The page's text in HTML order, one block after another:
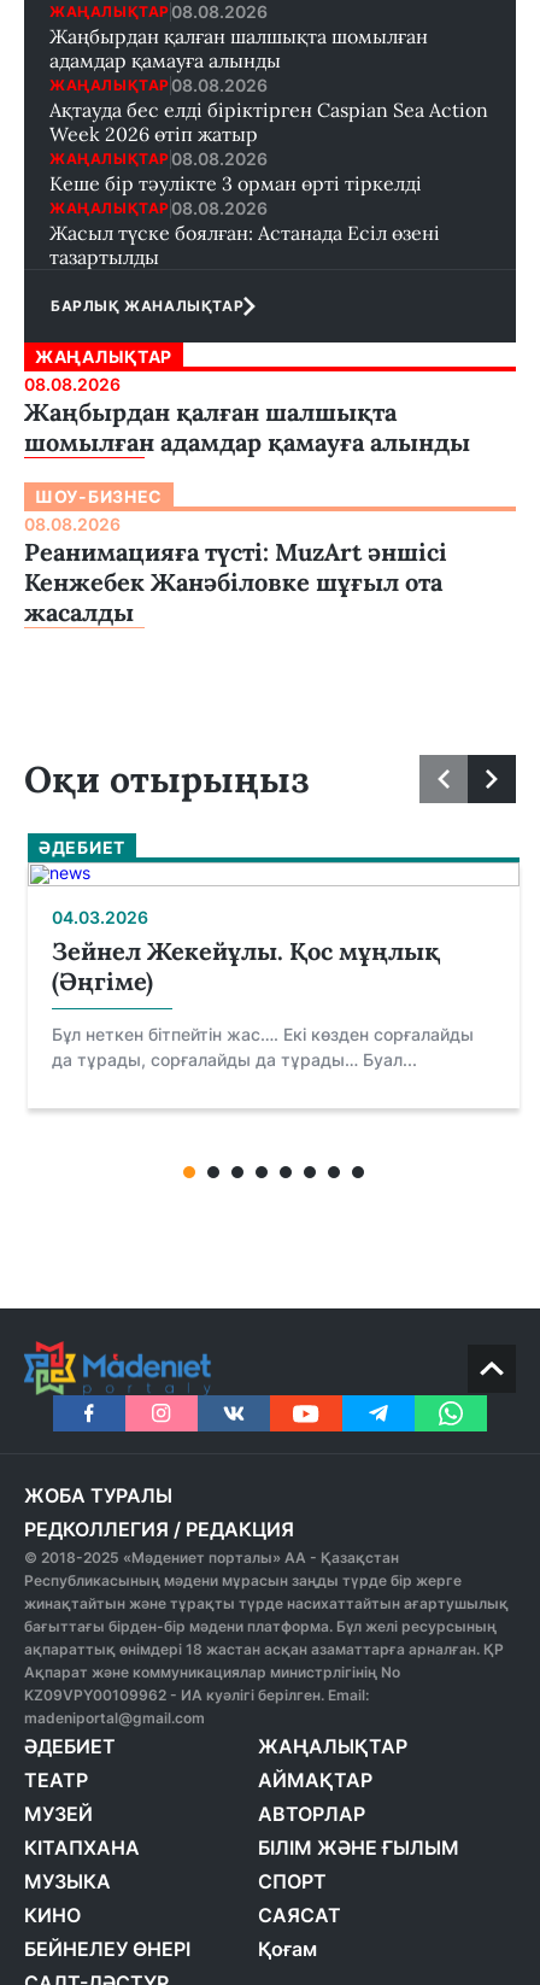
ЖАҢАЛЫҚТАР 08.08.2026
Жаңбырдан қалған шалшықта шомылған
адамдар қамауға алынды
ЖАҢАЛЫҚТАР 08.08.2026
Ақтауда бес елді біріктірген Caspian Sea Action
Week 2026 өтіп жатыр
ЖАҢАЛЫҚТАР 08.08.2026
Кеше бір тәулікте 3 орман өрті тіркелді
ЖАҢАЛЫҚТАР 08.08.2026
Жасыл түске боялған: Астанада Есіл өзені
тазартылды
БАРЛЫҚ ЖАНАЛЫҚТАР
ЖАҢАЛЫҚТАР
08.08.2026
Жаңбырдан қалған шалшықта
шомылған адамдар қамауға алынды
ШОУ-БИЗНЕС
08.08.2026
Реанимацияға түсті: MuzArt әншісі
Кенжебек Жанәбіловке шұғыл ота
жасалды
Оқи отырыңыз
ӘДЕБИЕТ
04.03.2026
Зейнел Жекейұлы. Қос мұңлық
(Әңгіме)
Бұл неткен бітпейтін жас…. Екі көзден сорғалайды
да тұрады, сорғалайды да тұрады… Буал...
ЖОБА ТУРАЛЫ
РЕДКОЛЛЕГИЯ / РЕДАКЦИЯ
© 2018-2025 «Мәдениет порталы» АА - Қазақстан
Республикасының мәдени мұрасын заңды түрде бір жерге
жинақтайтын және тұрақты түрде насихаттайтын ағартушылық
бағыттағы бірден-бір мәдени платформа. Бұл желі ресурсының
ақпараттық өнімдері 18 жастан асқан азаматтарға арналған. ҚР
Ақпарат және коммуникациялар министрлігінің No
KZ09VPY00109962 - ИА куәлігі берілген. Email:
madeniportal@gmail.com
ӘДЕБИЕТ
ТЕАТР
МУЗЕЙ
КІТАПХАНА
МУЗЫКА
КИНО
БЕЙНЕЛЕУ ӨНЕРІ
ЖАҢАЛЫҚТАР
АЙМАҚТАР
АВТОРЛАР
БІЛІМ ЖӘНЕ ҒЫЛЫМ
СПОРТ
САЯСАТ
Қоғам